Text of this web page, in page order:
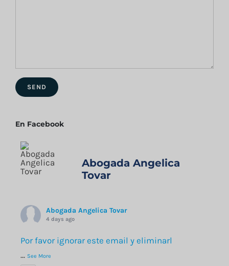
En Facebook
Abogada Angelica
Tovar
Abogada Angelica Tovar
4 days ago
Por favor ignorar este email y eliminarl
... See More